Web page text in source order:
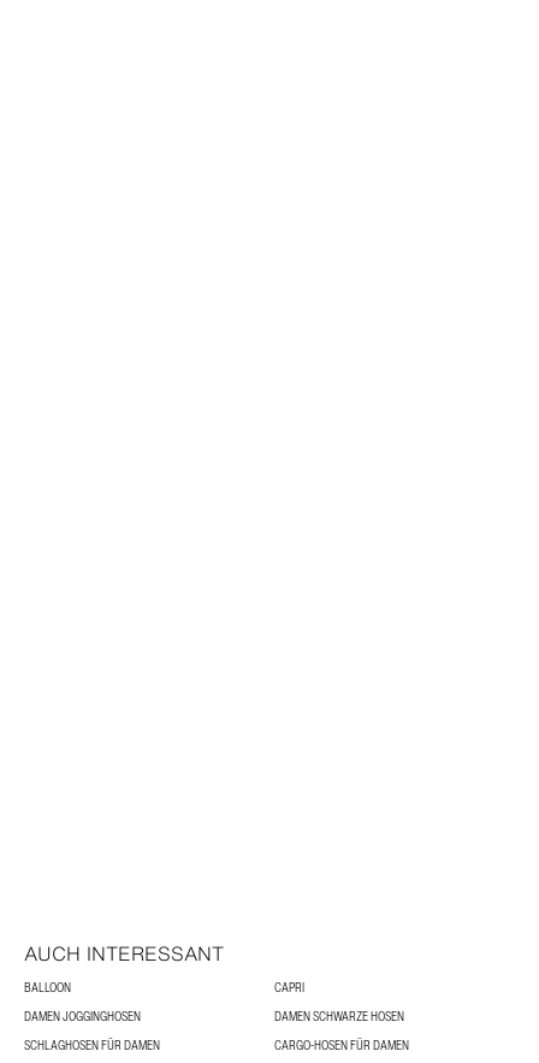
AUCH INTERESSANT
BALLOON
CAPRI
DAMEN JOGGINGHOSEN
DAMEN SCHWARZE HOSEN
SCHLAGHOSEN FÜR DAMEN
CARGO-HOSEN FÜR DAMEN